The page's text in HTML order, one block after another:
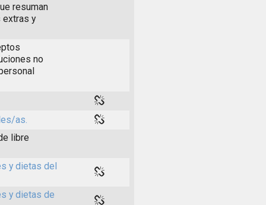
resuman
extras y
no
as.
libre
y dietas del
y dietas de